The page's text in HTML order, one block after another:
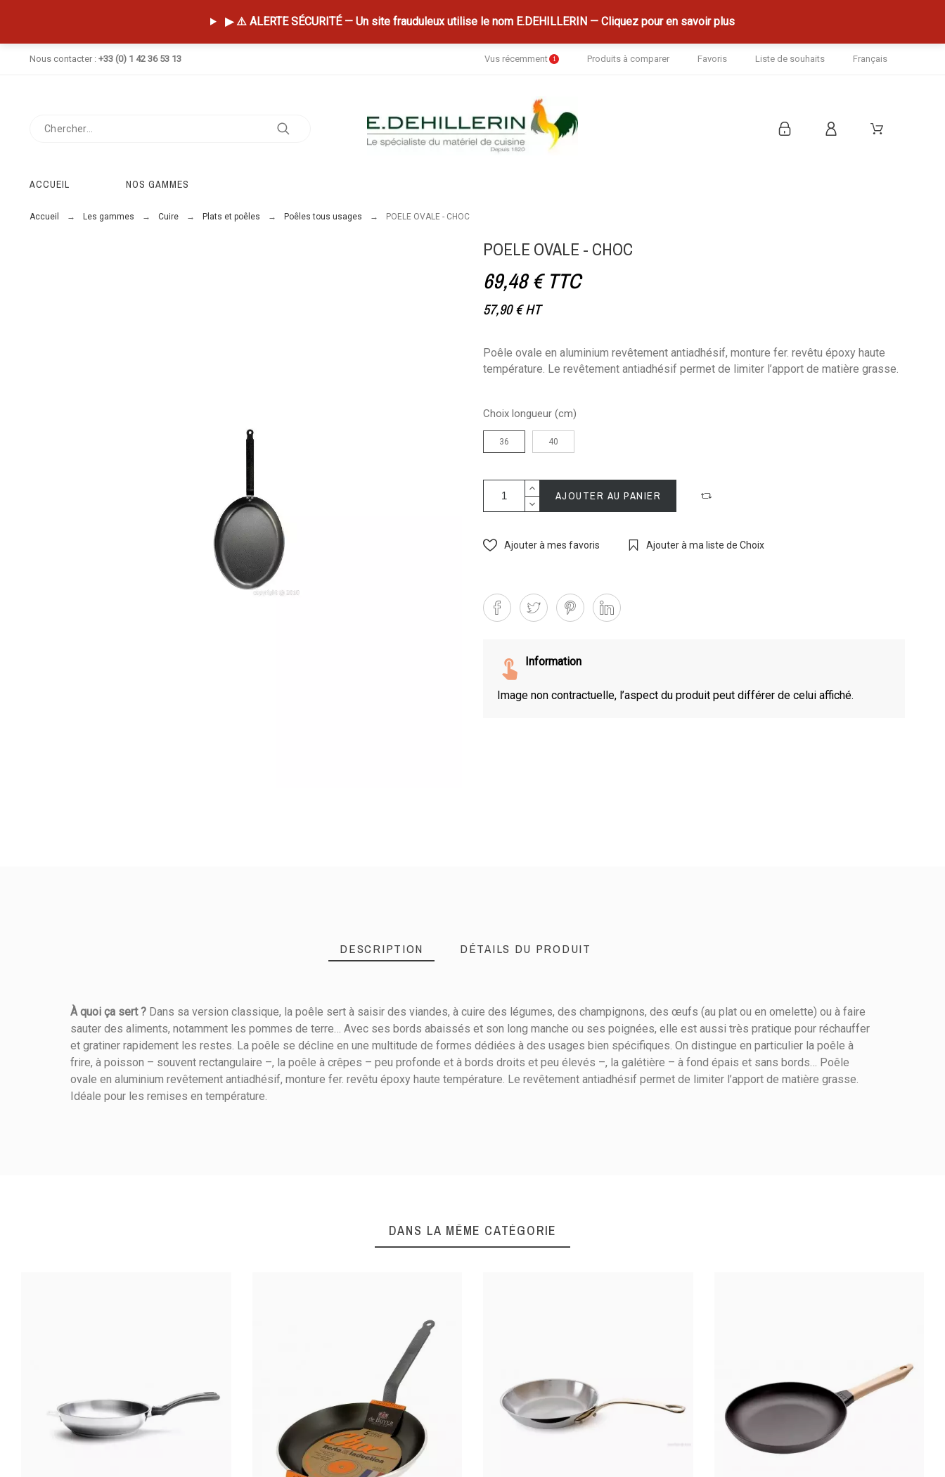
▶ ⚠️ ALERTE SÉCURITÉ — Un site frauduleux utilise le nom E.DEHILLERIN — Cliquez pour en savoir plus
Nous contacter : +33 (0) 1 42 36 53 13 Vus récemment 1 Produits à comparer Favoris Liste de souhaits Français
ACCUEIL NOS GAMMES
Accueil Les gammes Cuire Plats et poêles Poêles tous usages POELE OVALE - CHOC
POELE OVALE - CHOC
69,48 € TTC
57,90 €HT
Poêle ovale en aluminium revêtement antiadhésif, monture fer. revêtu époxy haute
température. Le revêtement antiadhésif permet de limiter l’apport de matière grasse.
Choix longueur (cm)
36 40
AJOUTER AU PANIER
Ajouter à mes favoris Ajouter à ma liste de Choix
Information
Image non contractuelle, l’aspect du produit peut différer de celui affiché.
DESCRIPTION DÉTAILS DU PRODUIT
À quoi ça sert ? Dans sa version classique, la poêle sert à saisir des viandes, à cuire des légumes, des champignons, des œufs (au plat ou en omelette) ou à faire
sauter des aliments, notamment les pommes de terre… Avec ses bords abaissés et son long manche ou ses poignées, elle est aussi très pratique pour réchauffer
et gratiner rapidement les restes. La poêle se décline en une multitude de formes dédiées à des usages bien spécifiques. On distingue en particulier la poêle à
frire, à poisson – souvent rectangulaire –, la poêle à crêpes – peu profonde et à bords droits et peu élevés –, la galétière – à fond épais et sans bords… Poêle
ovale en aluminium revêtement antiadhésif, monture fer. revêtu époxy haute température. Le revêtement antiadhésif permet de limiter l’apport de matière grasse.
Idéale pour les remises en température.
Référence280180036
Vitrocéramique
Revêtement Intérieur Anti-adhésif
Couvercle
DANS LA MÊME CATÉGORIE